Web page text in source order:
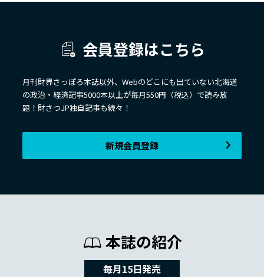
会員登録はこちら
月刊財界さっぽろ本誌以外、Webのどこにも出ていない北海道
の政治・経済記事5000本以上が毎月550円（税込）で読み放
題！財さつJP独自記事も続々！
新規会員登録
本誌の紹介
毎月15日発売